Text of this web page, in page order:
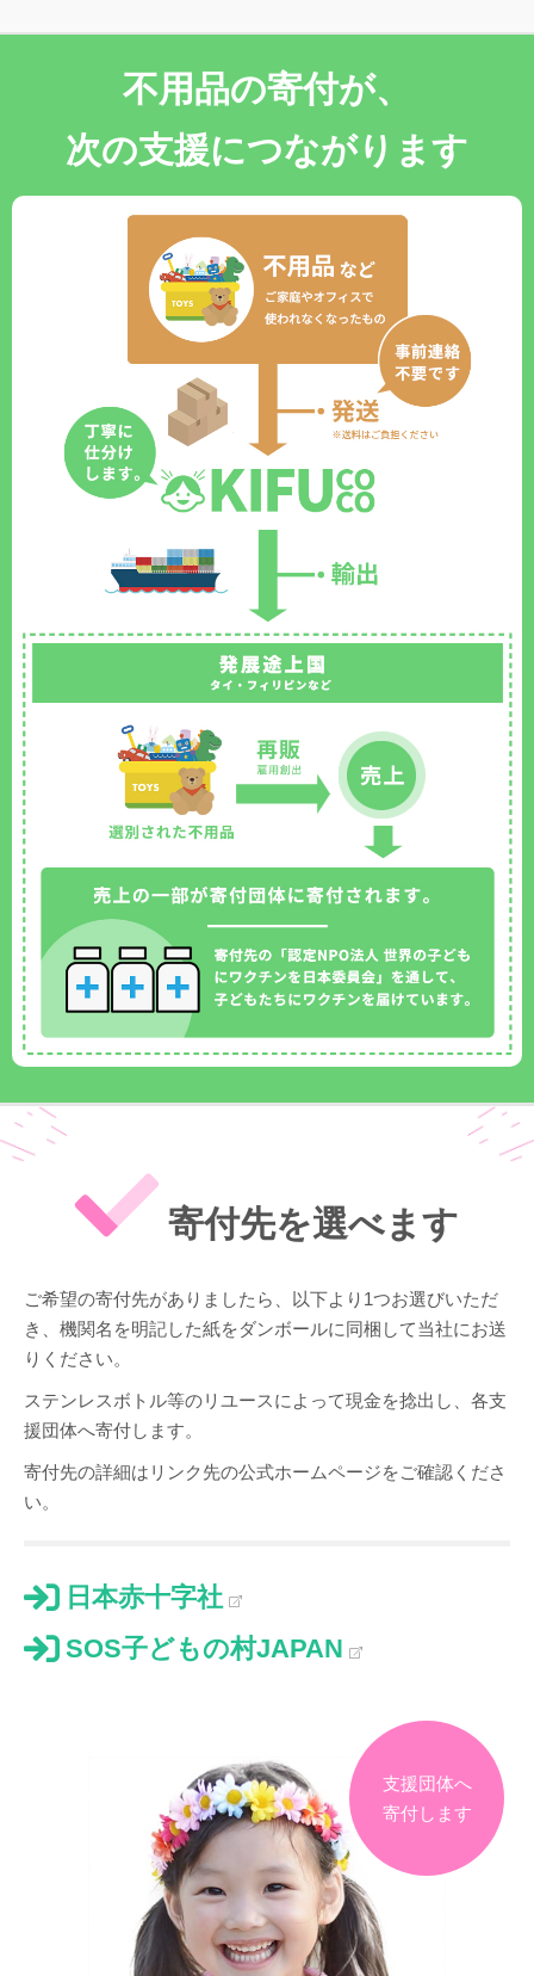
不用品の寄付が、
次の支援につながります
寄付先を選べます
ご希望の寄付先がありましたら、以下より1つお選びいただ
き、機関名を明記した紙をダンボールに同梱して当社にお送
りください。
ステンレスボトル等のリユースによって現金を捻出し、各支
援団体へ寄付します。
寄付先の詳細はリンク先の公式ホームページをご確認くださ
い。
日本赤十字社
SOS子どもの村JAPAN
支援団体へ
寄付します